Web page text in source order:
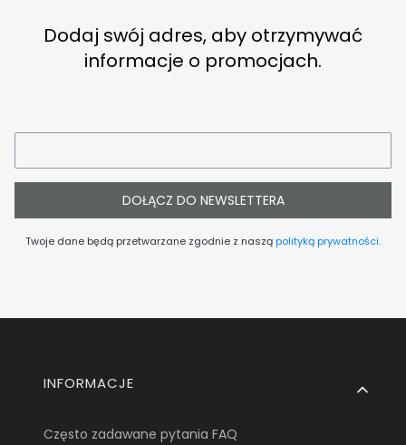
Dodaj swój adres, aby otrzymywać
informacje o promocjach.
DOŁĄCZ DO NEWSLETTERA
Twoje dane będą przetwarzane zgodnie z nasząpolityką prywatności.
Linki w stopce
INFORMACJE
Często zadawane pytania FAQ